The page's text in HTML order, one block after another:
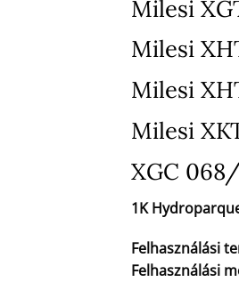
Milesi
Milesi
Milesi
Milesi
XGC
1K
Felhasználási
Felhasználási